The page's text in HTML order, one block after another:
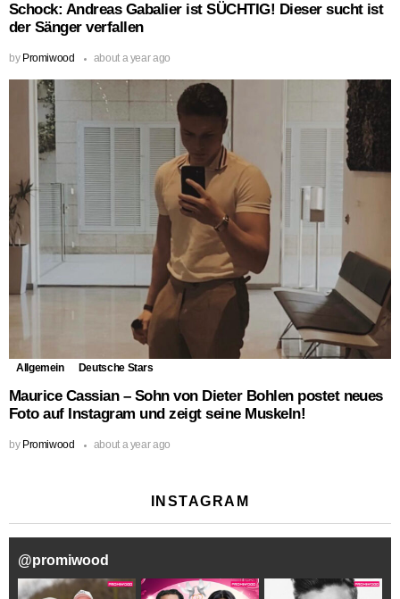
Schock: Andreas Gabalier ist SÜCHTIG! Dieser sucht ist
der Sänger verfallen
by Promiwood about a year ago
Allgemein Deutsche Stars
Maurice Cassian – Sohn von Dieter Bohlen postet neues
Foto auf Instagram und zeigt seine Muskeln!
by Promiwood about a year ago
INSTAGRAM
@promiwood